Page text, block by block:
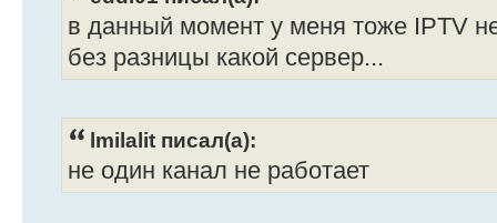
в данный момент у меня тоже IPTV
без разницы какой сервер...
lmilalit писал(а):
не один канал не работает